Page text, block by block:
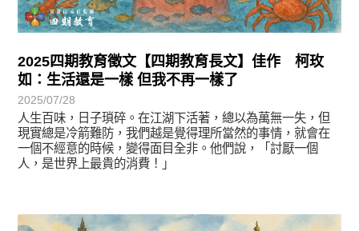
2025四期教育徵文【四期教育長文】佳作 柯玫
如：生活還是一樣 但我不再一樣了
2025/07/28
人生百味，日子瑣碎。在江湖下活著，總以為萬無一失，但
現實總是冷箭難防，我們越是覺得理所當然的事情，就會在
一個不經意的時候，變得面目全非。他們說，「討厭一個
人，是世界上最貴的消費！」
徵文賞析